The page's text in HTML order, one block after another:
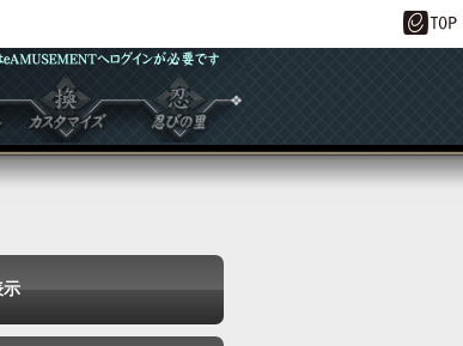
◆カスタマイズ ◆忍びの里